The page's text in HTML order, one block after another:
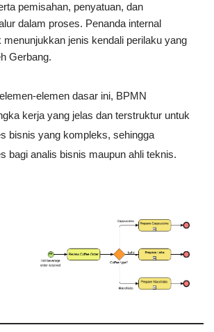
pemisahan, penyatuan, dan
dalam proses. Penanda internal
menunjukkan jenis kendali perilaku yang
Gerbang.
elemen dasar ini, BPMN
kerja yang jelas dan terstruktur untuk
bisnis yang kompleks, sehingga
bagi analis bisnis maupun ahli teknis.